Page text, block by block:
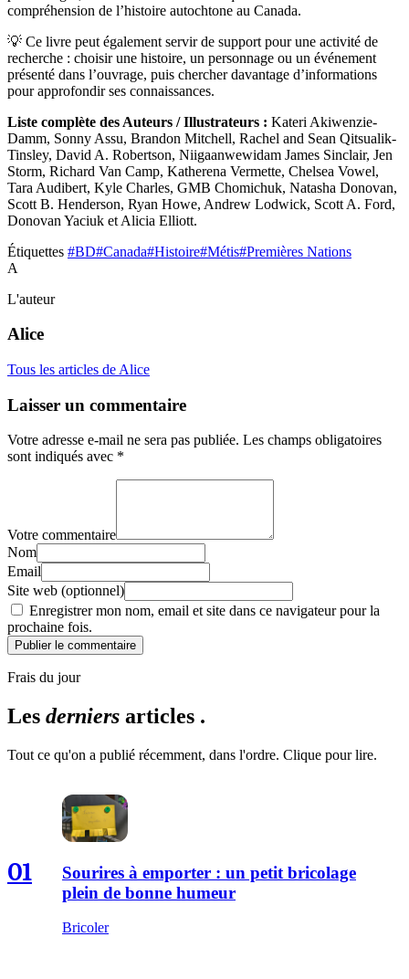
compréhension de l’histoire autochtone au Canada.
💡 Ce livre peut également servir de support pour une activité de
recherche : choisir une histoire, un personnage ou un événement
présenté dans l’ouvrage, puis chercher davantage d’informations
pour approfondir ses connaissances.
Liste complète des Auteurs / Illustrateurs : Kateri Akiwenzie-
Damm, Sonny Assu, Brandon Mitchell, Rachel and Sean Qitsualik-
Tinsley, David A. Robertson, Niigaanwewidam James Sinclair, Jen
Storm, Richard Van Camp, Katherena Vermette, Chelsea Vowel,
Tara Audibert, Kyle Charles, GMB Chomichuk, Natasha Donovan,
Scott B. Henderson, Ryan Howe, Andrew Lodwick, Scott A. Ford,
Donovan Yaciuk et Alicia Elliott.
Étiquettes #BD#Canada#Histoire#Métis#Premières Nations
A
L'auteur
Alice
Tous les articles de Alice
Laisser un commentaire
Votre adresse e-mail ne sera pas publiée. Les champs obligatoires
sont indiqués avec *
Votre commentaire
Nom
Email
Site web (optionnel)
Enregistrer mon nom, email et site dans ce navigateur pour la
prochaine fois.
Publier le commentaire
Frais du jour
Les derniers articles .
Tout ce qu'on a publié récemment, dans l'ordre. Clique pour lire.
01
Sourires à emporter : un petit bricolage
plein de bonne humeur
Bricoler